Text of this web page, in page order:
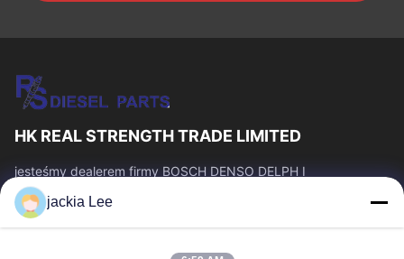
HK REAL STRENGTH TRADE LIMITED
jesteśmy dealerem firmy BOSCH DENSO DELPH I
CATERPILLAR VOLVO CUMMINS TOYOTA ISUZU. Numer
WhatsApp: 0086 159 2067 9523.
Szybkie Linki
jackia Lee